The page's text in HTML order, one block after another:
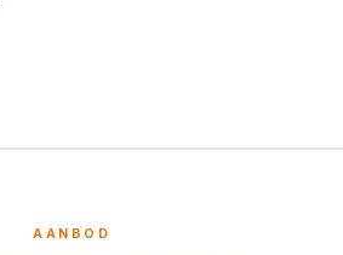
AANBOD